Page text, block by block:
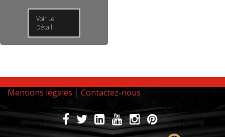
Voir Le
Détail
Mentions légales | Contactez-nous